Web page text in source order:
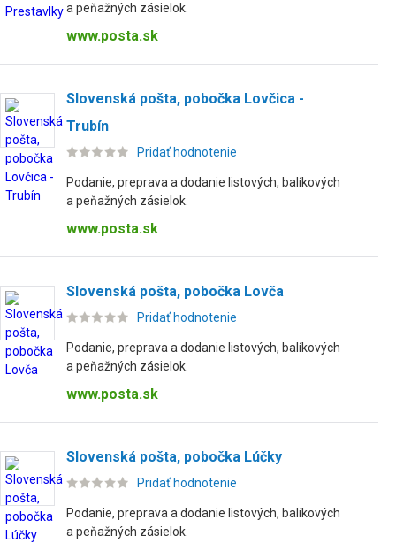
a peňažných zásielok.
www.posta.sk
Slovenská pošta, pobočka Lovčica -
Trubín
Pridať hodnotenie
Podanie, preprava a dodanie listových, balíkových
a peňažných zásielok.
www.posta.sk
Slovenská pošta, pobočka Lovča
Pridať hodnotenie
Podanie, preprava a dodanie listových, balíkových
a peňažných zásielok.
www.posta.sk
Slovenská pošta, pobočka Lúčky
Pridať hodnotenie
Podanie, preprava a dodanie listových, balíkových
a peňažných zásielok.